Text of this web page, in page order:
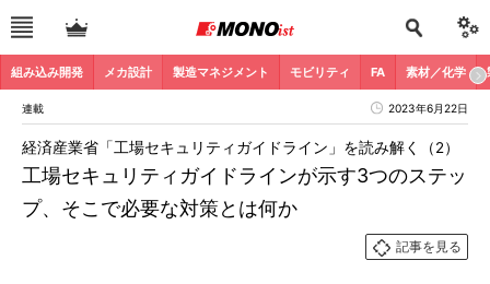
組み込み開発 メカ設計 製造マネジメント モビリティ FA 素材／化学
連載 2023年6月22日
工場セキュリティガイドラインが示す3つのステッ
プ、そこで必要な対策とは何か
経済産業省「工場セキュリティガイドライン」を読み解く（2）
記事を見る